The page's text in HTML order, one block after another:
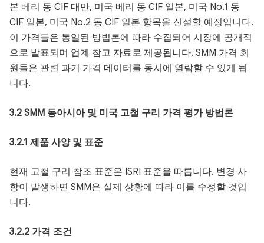
본 베리 동 CIF 대만, 미국 베리 동 CIF 일본, 미국 No.1 동
CIF 일본, 미국 No.2 동 CIF 일본 항목을 신설할 예정입니다.
이 가격들은 통일된 방법론에 따라 수집되어 시장에 공개적
으로 발표되며 업계 참고 자료로 제공됩니다. SMM 가격 회
원들은 관련 과거 가격 데이터를 동시에 열람할 수 있게 됩
니다.
3.2 SMM 동아시아 및 미국 고철 구리 가격 평가 방법론
3.2.1 제품 사양 및 표준
현재 고철 구리 참조 표준은 ISRI 표준을 따릅니다. 변경 사
항이 발생하면 SMM은 실제 상황에 따라 이를 수정할 것입
니다.
3.2.2 가격 조건